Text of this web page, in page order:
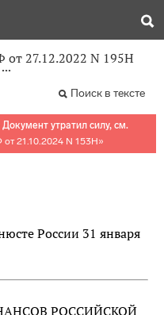
27.12.2022 N 195Н
Поиск в тексте
утратил силу, см.
21.10.2024 N 153Н»
России 31 января
РОССИЙСКОЙ